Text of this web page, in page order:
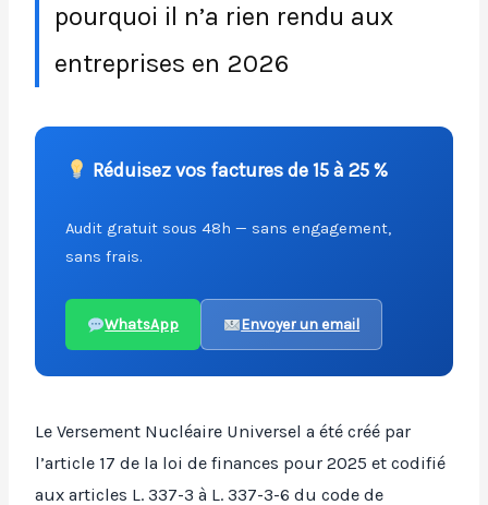
pourquoi il n’a rien rendu aux
entreprises en 2026
Réduisez vos factures de 15 à 25 %
Audit gratuit sous 48h — sans engagement,
sans frais.
WhatsApp Envoyer un email
Le Versement Nucléaire Universel a été créé par
l’article 17 de la loi de finances pour 2025 et codifié
aux articles L. 337-3 à L. 337-3-6 du code de